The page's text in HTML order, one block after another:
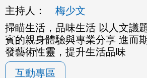
主持人：
梅少文
掃瞄生活，品味生活 以人文議
賓的親身體驗與專業分享 進而
發藝術性靈，提升生活品味
互動專區